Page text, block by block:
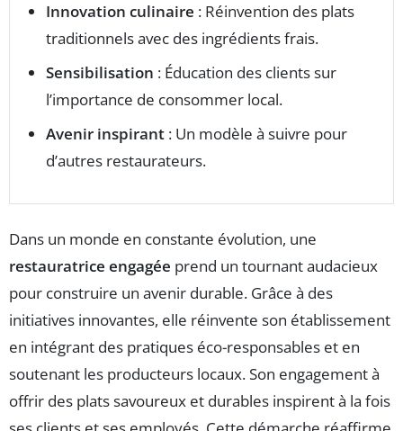
Innovation culinaire : Réinvention des plats
traditionnels avec des ingrédients frais.
Sensibilisation : Éducation des clients sur
l’importance de consommer local.
Avenir inspirant : Un modèle à suivre pour
d’autres restaurateurs.
Dans un monde en constante évolution, une
restauratrice engagée prend un tournant audacieux
pour construire un avenir durable. Grâce à des
initiatives innovantes, elle réinvente son établissement
en intégrant des pratiques éco-responsables et en
soutenant les producteurs locaux. Son engagement à
offrir des plats savoureux et durables inspirent à la fois